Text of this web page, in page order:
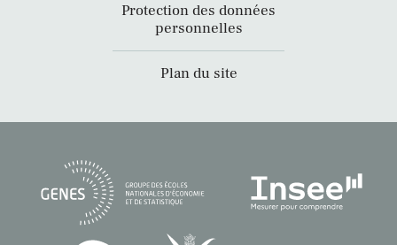
Protection des données
personnelles
Plan du site